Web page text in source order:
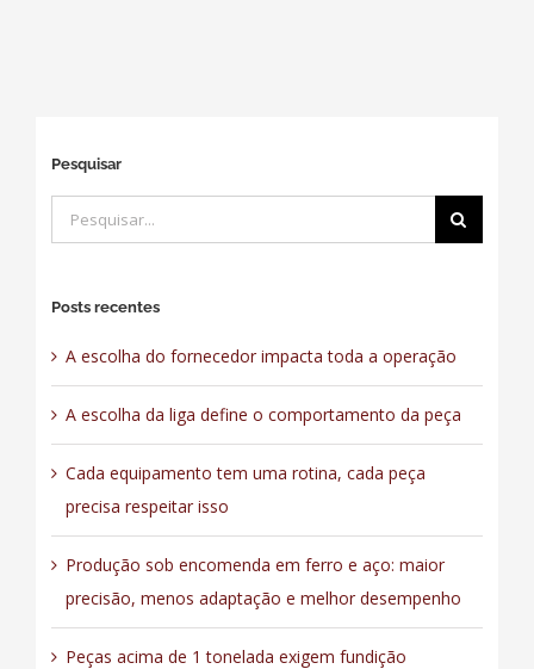
Pesquisar
Buscar
resultados
Posts recentes
A escolha do fornecedor impacta toda a operação
A escolha da liga define o comportamento da peça
Cada equipamento tem uma rotina, cada peça
precisa respeitar isso
Produção sob encomenda em ferro e aço: maior
precisão, menos adaptação e melhor desempenho
Peças acima de 1 tonelada exigem fundição